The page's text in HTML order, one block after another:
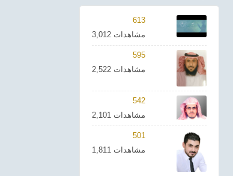
613
3,012 مشاهدات
595
2,522 مشاهدات
542
2,101 مشاهدات
501
1,811 مشاهدات